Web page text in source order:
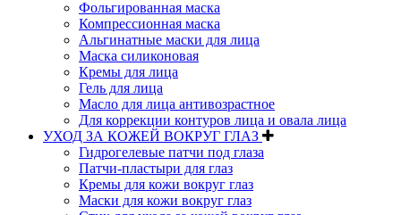
Фольгированная маска
Компрессионная маска
Альгинатные маски для лица
Маска силиконовая
Кремы для лица
Гель для лица
Масло для лица антивозрастное
Для коррекции контуров лица и овала лица
УХОД ЗА КОЖЕЙ ВОКРУГ ГЛАЗ
Гидрогелевые патчи под глаза
Патчи-пластыри для глаз
Кремы для кожи вокруг глаз
Маски для кожи вокруг глаз